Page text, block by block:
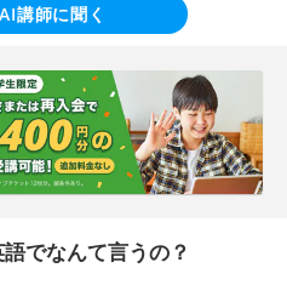
AI講師に聞く
でなんて言うの？